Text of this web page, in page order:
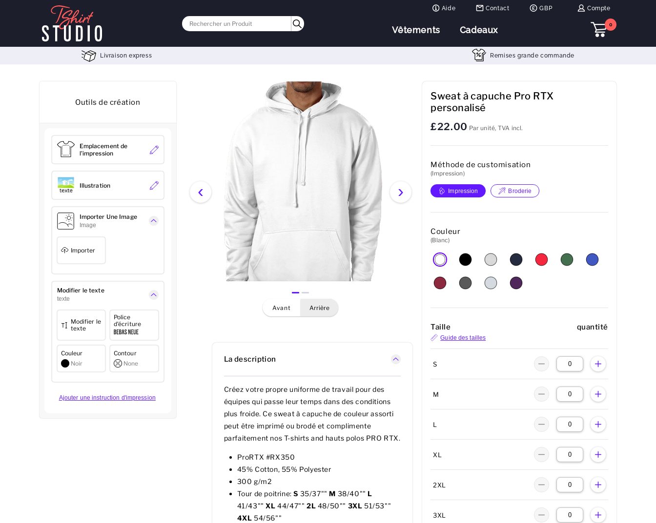
Aide Contact GBP Compte
Vêtements Cadeaux
0
Livraison express Remises grande commande
Outils de création
Emplacement de
l'impression
Illustration
Importer Une Image
Image
Importer
Modifier le texte
texte
Modifier le
texte
Police
d'écriture
Couleur
Noir
Contour
None
Ajouter une instruction d'impression
‹ ›
avant arrière
La description
Créez votre propre uniforme de travail pour des
équipes qui passe leur temps dans des conditions
plus froide. Ce sweat à capuche de couleur assorti
peut être imprimé ou brodé et complimente
parfaitement nos T-shirts and hauts polos PRO RTX.
ProRTX #RX350
45% Cotton, 55% Polyester
300 g/m2
Tour de poitrine:S 35/37"" M 38/40"" L
41/43""XL 44/47"" 2L 48/50"" 3XL 51/53""
4XL 54/56""
Sweat à capuche Pro RTX
personalisé
£22.00 Par unité, TVA incl.
Méthode de customisation
(Impression)
Impression Broderie
Couleur
(Blanc)
Taille quantité
Guide des tailles
S
M
L
XL
2XL
3XL